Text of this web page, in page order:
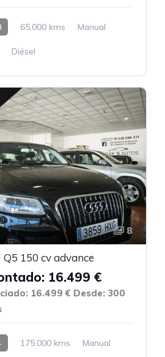
65.000 kms Manual
Diésel
8
Q5 150 cv advance
16.499 €
16.499 € Desde: 300
175.000 kms Manual